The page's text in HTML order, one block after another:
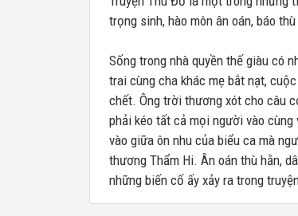
trọng sinh, hào môn ân oán, báo
Sống trong nhà quyền thế giàu có
trai cùng cha khác mẹ bắt nạt,
chết. Ông trời thương xót cho câu
phải kéo tất cả mọi người vào
vào giữa ôn nhu của biểu ca mà
thương Thẩm Hi. Ân oán thù hằn,
những biến cố ấy xảy ra trong